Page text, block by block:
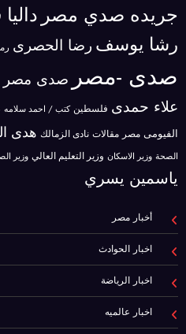
جريده صدي مصر
رشا يوسف رضا الحصرى
صدى -مصر صدى مصر 🇪🇬.
علاء حمدى فلسطين كتب / احمد سلامه
الفيومى مصر مقالات نادى الزمالك هدى
الصحة وزير الاسكان وزير التعليم العالي وزير
ياسمين يسري
أخبار مصر
اخبار الحوادث
اخبار الرياضة
اخبار عالميه